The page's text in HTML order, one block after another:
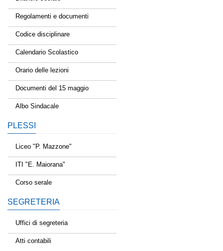
Regolamenti e documenti
Codice disciplinare
Calendario Scolastico
Orario delle lezioni
Documenti del 15 maggio
Albo Sindacale
PLESSI
Liceo "P. Mazzone"
ITI "E. Maiorana"
Corso serale
SEGRETERIA
Uffici di segreteria
Atti contabili